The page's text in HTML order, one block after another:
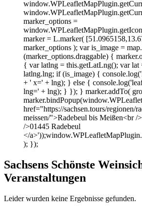
marker_options =
marker = L.marker(
marker_options ); var is_image =
(marker_options.draggable) {
{ var latlng = this.getLatLng(); var lat
latlng.lng; if (is_image) {
+ ' x=' + lng); } else {
lng=' + lng); } }); } marker.addTo(
href="https://sachsen.tours/regionen/
meissen/">Radebeul bis Meißen<br /
/>01445 Radebeul
</
); });
Sachsens Schönste
Veranstaltungen
Leider wurden keine Ergebnisse gefunden.